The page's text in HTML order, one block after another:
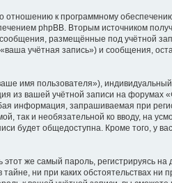
к программному обеспечению
phpBB. Вторым источником
размещённые под учётной
учётная запись») и сообщения,
имя пользователя»),
из вашей учётной записи на
информация, запрашиваемая при
так и необязательной ко вводу, на
общедоступна. Кроме того, у вас
же самый пароль, регистрируясь на
ни при каких обстоятельствах